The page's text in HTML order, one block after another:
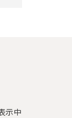
示中